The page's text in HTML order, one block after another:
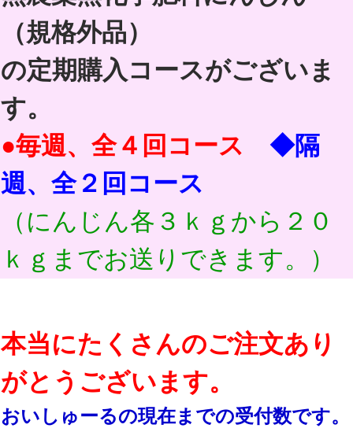
（規格外品）
の定期購入コースがございま
す。
●毎週、全４回コース
◆隔
週、全２回コース
（にんじん各３ｋｇから２０
ｋｇまでお送りできます。）
本当にたくさんのご注文あり
がとうございます。
おいしゅーるの現在までの受付数です。